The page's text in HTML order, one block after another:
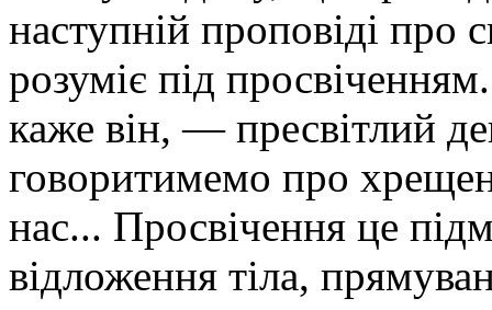
наступній проповіді
розуміє під
каже він, — пресвітлий
говоритимемо про
нас... Просвічення це
відложення тіла,